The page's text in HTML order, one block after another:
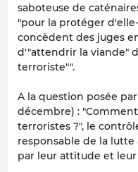
saboteuse de
"pour la protéger
concèdent des juges
d'"attendrir la viande"
terroriste"".
A la question posée
décembre) :
terroristes ?", le
responsable de la
par leur attitude et